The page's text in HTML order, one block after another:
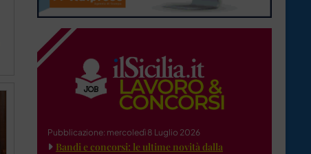
Pubblicazione: mercoledì 8 Luglio 2026
Bandi e concorsi: le ultime novità dalla